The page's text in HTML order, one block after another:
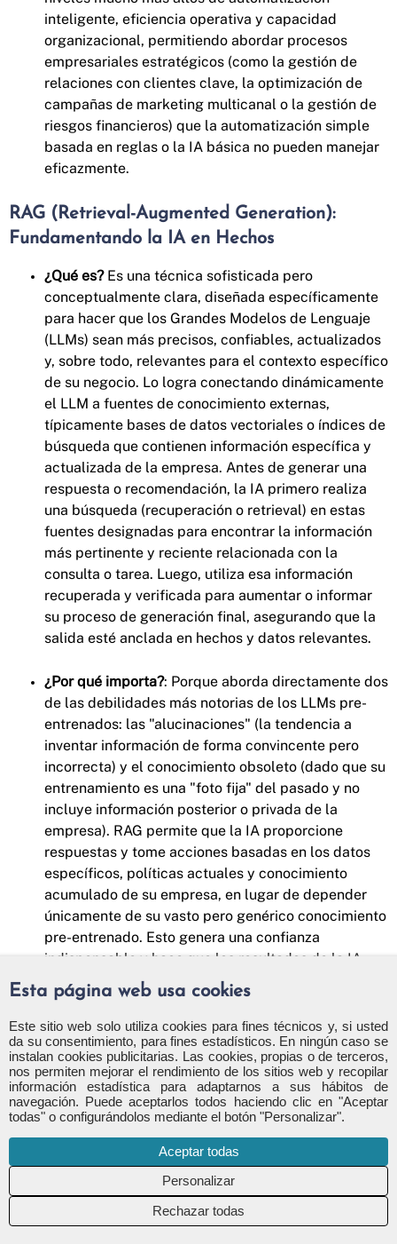
inteligente, eficiencia operativa y capacidad
organizacional, permitiendo abordar procesos
empresariales estratégicos (como la gestión de
relaciones con clientes clave, la optimización de
campañas de marketing multicanal o la gestión de
riesgos financieros) que la automatización simple
basada en reglas o la IA básica no pueden manejar
eficazmente.
RAG (Retrieval-Augmented Generation):
Fundamentando la IA en Hechos
¿Qué es?Es una técnica sofisticada pero
conceptualmente clara, diseñada específicamente
para hacer que los Grandes Modelos de Lenguaje
(LLMs) sean más precisos, confiables, actualizados
y, sobre todo, relevantes para el contexto específico
de su negocio. Lo logra conectando dinámicamente
el LLM a fuentes de conocimiento externas,
típicamente bases de datos vectoriales o índices de
búsqueda que contienen información específica y
actualizada de la empresa. Antes de generar una
respuesta o recomendación, la IA primero realiza
una búsqueda (recuperación o retrieval) en estas
fuentes designadas para encontrar la información
más pertinente y reciente relacionada con la
consulta o tarea. Luego, utiliza esa información
recuperada y verificada para aumentar o informar
su proceso de generación final, asegurando que la
salida esté anclada en hechos y datos relevantes.
¿Por qué importa?: Porque aborda directamente dos
de las debilidades más notorias de los LLMs pre-
entrenados: las "alucinaciones" (la tendencia a
inventar información de forma convincente pero
incorrecta) y el conocimiento obsoleto (dado que su
entrenamiento es una "foto fija" del pasado y no
incluye información posterior o privada de la
empresa). RAG permite que la IA proporcione
respuestas y tome acciones basadas en los datos
específicos, políticas actuales y conocimiento
acumulado de su empresa, en lugar de depender
únicamente de su vasto pero genérico conocimiento
pre-entrenado. Esto genera una confianza
indispensable y hace que los resultados de la IA
sean fiables y seguros para el uso en operaciones
empresariales críticas. Además, implementar RAG
suele ser significativamente más rentable y ágil que
reentrenar continuamente modelos gigantescos con
datos privados. Transforma la IA de una caja negra
potencialmente errática a un asistente transparente
y verificable.
La Sinergia: Cómo MCP, Agentes y RAG Trabajan Juntos
La verdadera magia y el potencial transformador de la
se manifiestan cuando estos tres
componentes –MCP, Agentes y RAG– trabajan en
Esta página web usa cookies
Este sitio web solo utiliza cookies para fines técnicos y, si usted
da su consentimiento, para fines estadísticos. En ningún caso se
instalan cookies publicitarias. Las cookies, propias o de terceros,
nos permiten mejorar el rendimiento de los sitios web y recopilar
información estadística para adaptarnos a sus hábitos de
navegación. Puede aceptarlos todos haciendo clic en "Aceptar
todas" o configurándolos mediante el botón "Personalizar".
Aceptar todas
Rechazar todas